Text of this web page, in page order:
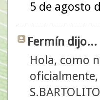
5 de agosto
Fermín dijo...
Hola, como